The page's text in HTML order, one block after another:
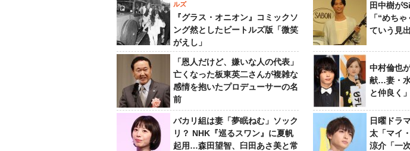
ルズ
『グラス・オニオン』コミックソ
ング然としたビートルズ版「微笑
がえし」
田中樹が
「“めち
ていう見
「恩人だけど、嫌いな人の代表」
亡くなった板東英二さんが複雑な
感情を抱いたプロデューサーの名
前
中村倫也
献…妻・
と仲良く
バカリ組は妻「夢眠ねむ」ソック
リ？ NHK『巡るスワン』に夏帆
起用…森田望智、臼田あさ美と常
日曜ドラ
太「マイ
涼介「一